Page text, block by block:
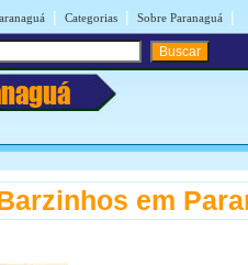
| Categorias | Sobre Paranaguá |
em